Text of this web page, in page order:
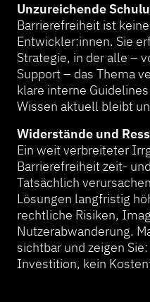
Unzureichende
Barrierefreiheit ist
Entwickler:innen. Sie
Strategie, in der alle –
Support – das Thema
klare interne
Wissen aktuell bleibt
Widerstände und
Ein weit verbreiteter
Barrierefreiheit zeit-
Tatsächlich verursachen
Lösungen langfristig
rechtliche Risiken,
Nutzerabwanderung.
sichtbar und zeigen
Investition, kein